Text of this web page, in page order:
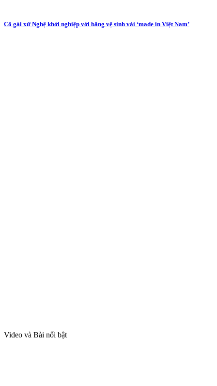
Cô gái xứ Nghệ khởi nghiệp với băng vệ sinh vải ‘made in Việt Nam’
Video và Bài nổi bật